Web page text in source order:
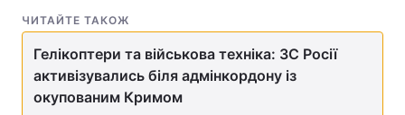
ЧИТАЙТЕ ТАКОЖ
Гелікоптери та військова техніка: ЗС Росії
активізувались біля адмінкордону із
окупованим Кримом